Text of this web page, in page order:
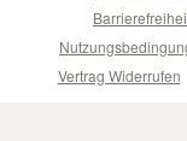
Vertrag Widerrufen